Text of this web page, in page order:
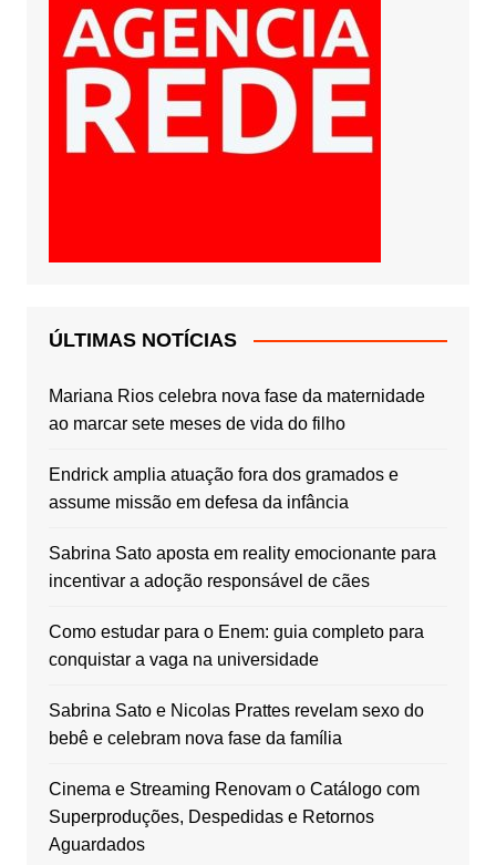
ÚLTIMAS NOTÍCIAS
Mariana Rios celebra nova fase da maternidade
ao marcar sete meses de vida do filho
Endrick amplia atuação fora dos gramados e
assume missão em defesa da infância
Sabrina Sato aposta em reality emocionante para
incentivar a adoção responsável de cães
Como estudar para o Enem: guia completo para
conquistar a vaga na universidade
Sabrina Sato e Nicolas Prattes revelam sexo do
bebê e celebram nova fase da família
Cinema e Streaming Renovam o Catálogo com
Superproduções, Despedidas e Retornos
Aguardados